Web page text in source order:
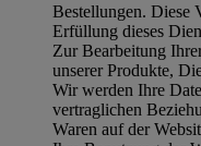
Bestellungen. Diese
Erfüllung dieses
Zur Bearbeitung
unserer Produkte,
Wir werden Ihre
vertraglichen
Waren auf der